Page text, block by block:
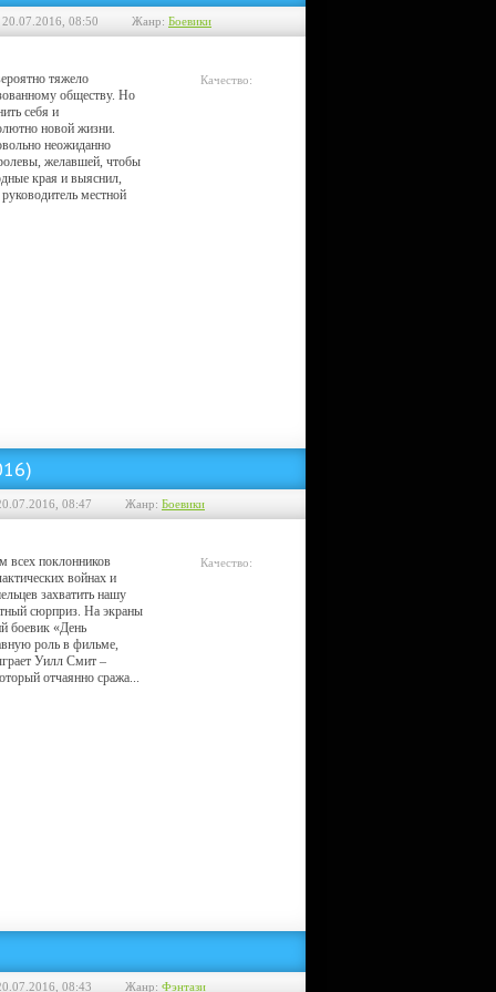
Жанр: Боевики
20.07.2016, 08:50
тяжело
обществу. Но
себя и
новой жизни.
неожиданно
желавшей, чтобы
края и выяснил,
местной
Качество:
Жанр: Боевики
08:47
поклонников
войнах и
захватить нашу
сюрприз. На экраны
боевик «День
роль в фильме,
Уилл Смит –
отчаянно сража...
Качество:
Жанр: Фэнтази
08:43